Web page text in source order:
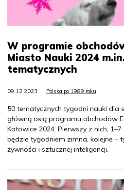
W programie
Miasto Nauki 2024
tematycznych
09.12.2023 Polska po 1989 roku
50 tematycznych tygodni nauki dla
główną osią programu obchodów
Katowice 2024. Pierwszy z nich,
będzie tygodniem zimna, kolejne –
żywności i sztucznej inteligencji.